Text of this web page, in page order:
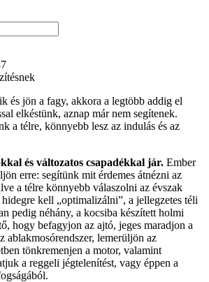
és jön a fagy, akkora a legtöbb addig el
elkéstünk, aznap már nem segítenek.
a télre, könnyebb lesz az indulás és az
és változatos csapadékkal jár. Ember
erre: segítünk mit érdemes átnézni az
a télre könnyebb válaszolni az évszak
kell „optimalizálni”, a jellegzetes téli
pedig néhány, a kocsiba készített holmi
hogy befagyjon az ajtó, jeges maradjon a
ablakmosórendszer, lemerüljön az
tönkremenjen a motor, valamint
a reggeli jégtelenítést, vagy éppen a